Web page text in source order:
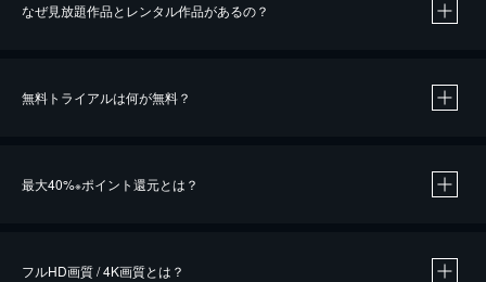
なぜ見放題作品とレンタル作品があるの？
無料トライアルは何が無料？
最大40%※ポイント還元とは？
フルHD画質 / 4K画質とは？